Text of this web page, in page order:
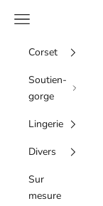
Menu
Corset
Soutien-
gorge
Lingerie
Divers
Sur
mesure